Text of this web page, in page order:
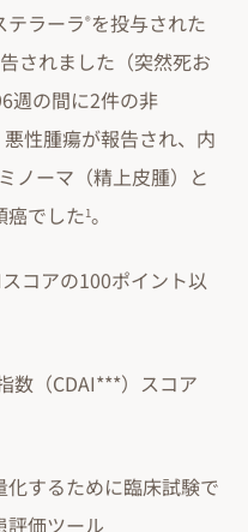
テラーラ®を投与された
されました（突然死お
週の間に2件の非
性腫瘍が報告され、内
ノーマ（精上皮腫）と
癌でした1。
コアの100ポイント以
数（CDAI***）スコア
するために臨床試験で
評価ツール